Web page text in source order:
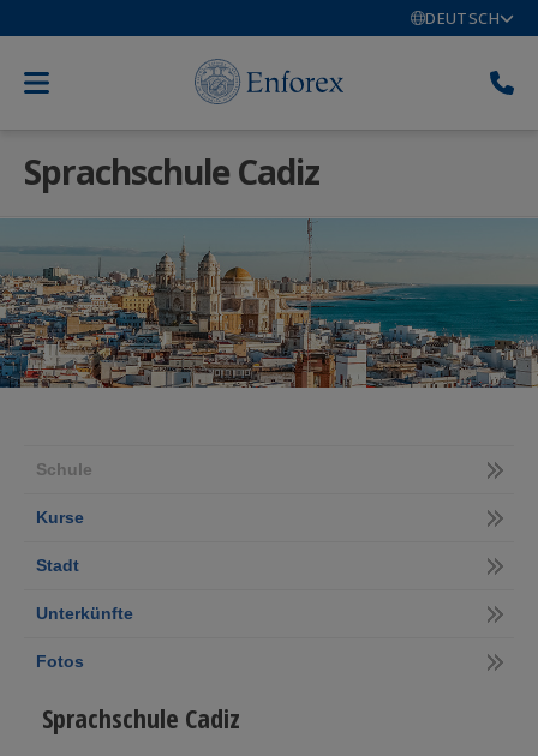
DEUTSCH
Sprachschule Cadiz
Schule
Kurse
Stadt
Unterkünfte
Fotos
Sprachschule Cadiz